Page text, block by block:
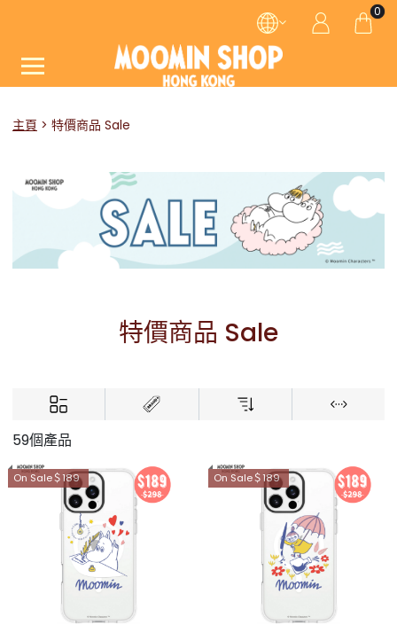
0
主頁 特價商品 Sale
特價商品 Sale
59個產品
On Sale＄189 On Sale＄189